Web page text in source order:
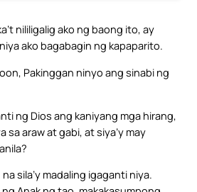
nililigalig ako ng baong ito, ay
ako bagabagin ng kapaparito.
Pakinggan ninyo ang sinabi ng
ng Dios ang kaniyang mga hirang,
sa araw at gabi, at siya’y may
sila’y madaling igaganti niya.